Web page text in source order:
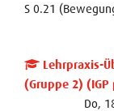
S 0.21
Lehrpraxis-
(Gruppe 2) (IGP
Do,